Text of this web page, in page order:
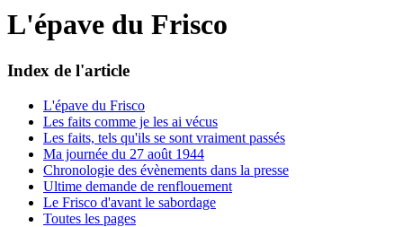
L'épave du Frisco
Index de l'article
L'épave du Frisco
Les faits comme je les ai vécus
Les faits, tels qu'ils se sont vraiment passés
Ma journée du 27 août 1944
Chronologie des évènements dans la presse
Ultime demande de renflouement
Le Frisco d'avant le sabordage
Toutes les pages